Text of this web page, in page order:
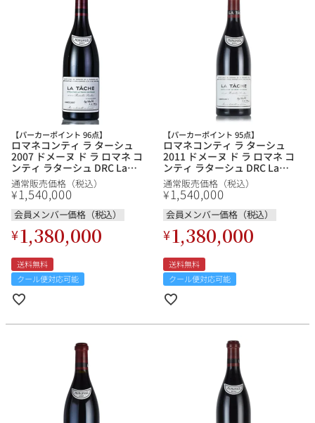
【パーカーポイント 96点】
ロマネコンティ ラ ターシュ
2007 ドメーヌ ド ラ ロマネ コ
ンティ ラターシュ DRC La
Tache フランス ブルゴーニュ
赤ワイン
通常販売価格（税込）
¥1,540,000
会員メンバー価格（税込）
¥1,380,000
送料無料
クール便対応可能
【パーカーポイント 95点】
ロマネコンティ ラ ターシュ
2011 ドメーヌ ド ラ ロマネ コ
ンティ ラターシュ DRC La
Tache フランス ブルゴーニュ
赤ワイン
通常販売価格（税込）
¥1,540,000
会員メンバー価格（税込）
¥1,380,000
送料無料
クール便対応可能